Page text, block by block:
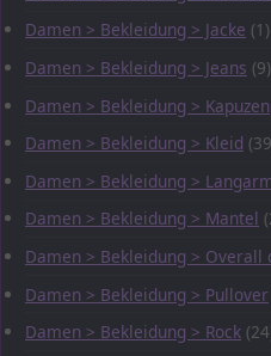
Damen > Bekleidung > Jacke (1)
Damen > Bekleidung > Jeans (9)
Damen > Bekleidung >
Damen > Bekleidung > Kleid
Damen > Bekleidung >
Damen > Bekleidung > Mantel
Damen > Bekleidung > Overall
Damen > Bekleidung > Pullover
Damen > Bekleidung > Rock